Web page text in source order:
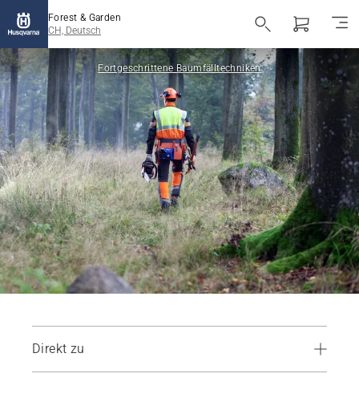
Forest & Garden
CH, Deutsch
Fortgeschrittene Baumfälltechniken
Direkt zu